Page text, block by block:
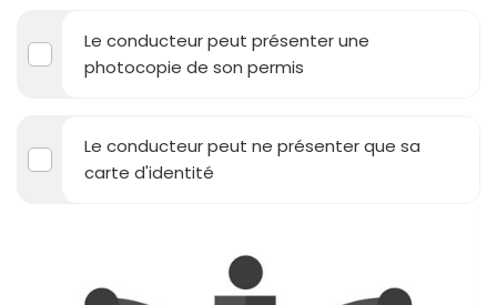
Le conducteur peut présenter une
photocopie de son permis
Le conducteur peut ne présenter que sa
carte d'identité